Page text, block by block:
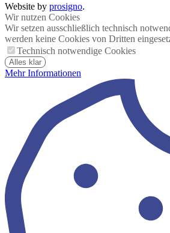
Website by prosigno.
Wir nutzen Cookies
Wir setzen ausschließlich technisch
werden keine Cookies von Dritten
Technisch notwendige Cookies
Alles klar
Mehr Informationen